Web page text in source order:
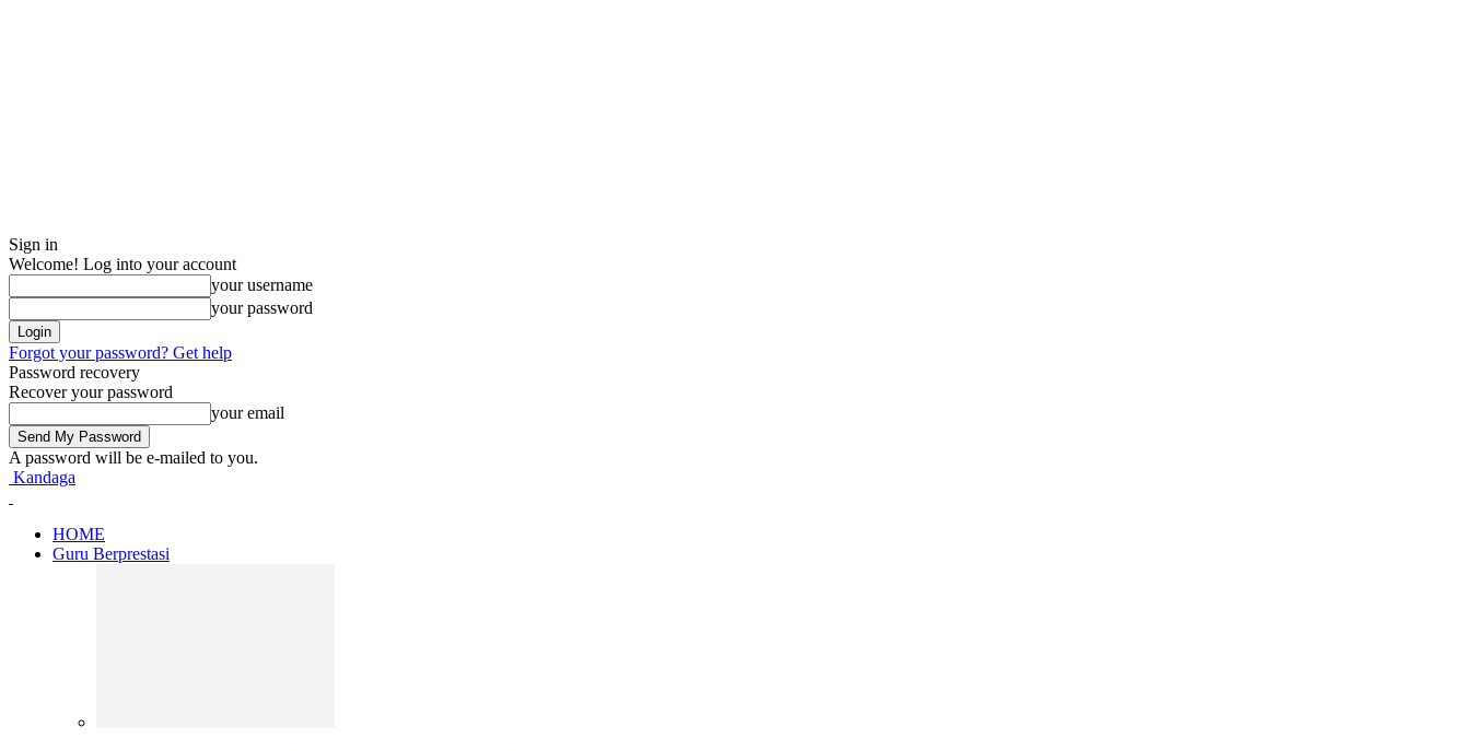
Sign in
Welcome! Log into your account
your username
your password
Forgot your password? Get help
Password recovery
Recover your password
your email
A password will be e-mailed to you.
Kandaga
HOME
Guru Berprestasi